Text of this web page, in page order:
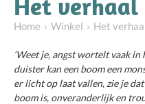
Het verhaal
Home Winkel Het
‘Weet je, angst wortelt vaak in
duister kan een boom een
er licht op laat vallen, zie je
boom is, onveranderlijk en